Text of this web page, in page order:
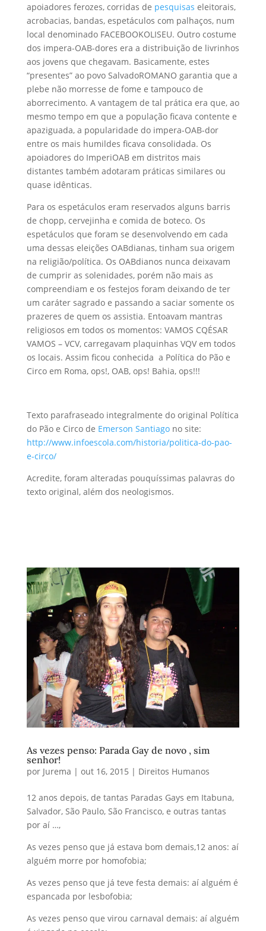
apoiadores ferozes, corridas de pesquisas eleitorais,
acrobacias, bandas, espetáculos com palhaços, num
local denominado FACEBOOKOLISEU. Outro costume
dos impera-OAB-dores era a distribuição de livrinhos
aos jovens que chegavam. Basicamente, estes
“presentes” ao povo SalvadoROMANO garantia que a
plebe não morresse de fome e tampouco de
aborrecimento. A vantagem de tal prática era que, ao
mesmo tempo em que a população ficava contente e
apaziguada, a popularidade do impera-OAB-dor
entre os mais humildes ficava consolidada. Os
apoiadores do ImperiOAB em distritos mais
distantes também adotaram práticas similares ou
quase idênticas.
Para os espetáculos eram reservados alguns barris
de chopp, cervejinha e comida de boteco. Os
espetáculos que foram se desenvolvendo em cada
uma dessas eleições OABdianas, tinham sua origem
na religião/política. Os OABdianos nunca deixavam
de cumprir as solenidades, porém não mais as
compreendiam e os festejos foram deixando de ter
um caráter sagrado e passando a saciar somente os
prazeres de quem os assistia. Entoavam mantras
religiosos em todos os momentos: VAMOS CQÉSAR
VAMOS – VCV, carregavam plaquinhas VQV em todos
os locais. Assim ficou conhecida a Política do Pão e
Circo em Roma, ops!, OAB, ops! Bahia, ops!!!
Texto parafraseado integralmente do original Política
do Pão e Circo de Emerson Santiagono site:
http://www.infoescola.com/historia/politica-do-pao-
e-circo/
Acredite, foram alteradas pouquíssimas palavras do
texto original, além dos neologismos.
As vezes penso: Parada Gay de novo , sim
senhor!
por Jurema | out 16, 2015 | Direitos Humanos
12 anos depois, de tantas Paradas Gays em Itabuna,
Salvador, São Paulo, São Francisco, e outras tantas
por aí …,
As vezes penso que já estava bom demais,12 anos: aí
alguém morre por homofobia;
As vezes penso que já teve festa demais: aí alguém é
espancada por lesbofobia;
As vezes penso que virou carnaval demais: aí alguém